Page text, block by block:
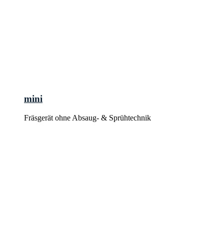
mini
Fräsgerät ohne Absaug- & Sprühtechnik